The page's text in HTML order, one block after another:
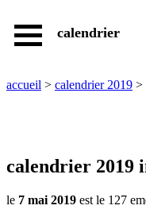
accueil
fetes
dates
calendrier
accueil > calendrier 2019 >
calendrier 2019
le 7 mai 2019 est le 127